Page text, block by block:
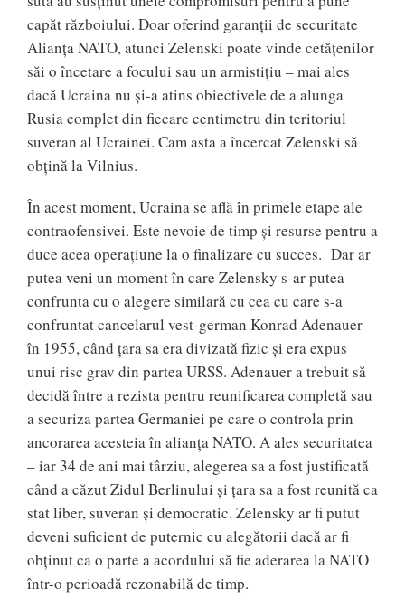
capăt războiului. Doar oferind garanții de securitate
Alianța NATO, atunci Zelenski poate vinde cetățenilor
săi o încetare a focului sau un armistițiu – mai ales
dacă Ucraina nu și-a atins obiectivele de a alunga
Rusia complet din fiecare centimetru din teritoriul
suveran al Ucrainei. Cam asta a încercat Zelenski să
obțină la Vilnius.
În acest moment, Ucraina se află în primele etape ale
contraofensivei. Este nevoie de timp și resurse pentru a
duce acea operațiune la o finalizare cu succes. Dar ar
putea veni un moment în care Zelensky s-ar putea
confrunta cu o alegere similară cu cea cu care s-a
confruntat cancelarul vest-german Konrad Adenauer
în 1955, când țara sa era divizată fizic și era expus
unui risc grav din partea URSS. Adenauer a trebuit să
decidă între a rezista pentru reunificarea completă sau
a securiza partea Germaniei pe care o controla prin
ancorarea acesteia în alianța NATO. A ales securitatea
– iar 34 de ani mai târziu, alegerea sa a fost justificată
când a căzut Zidul Berlinului și țara sa a fost reunită ca
stat liber, suveran și democratic. Zelensky ar fi putut
deveni suficient de puternic cu alegătorii dacă ar fi
obținut ca o parte a acordului să fie aderarea la NATO
într-o perioadă rezonabilă de timp.